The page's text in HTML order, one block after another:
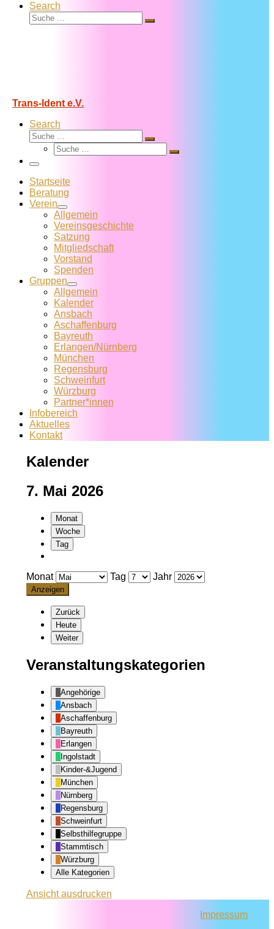
Search
Suche
Suche
Trans-Ident e.V.
Search
Suche
Suche
Suche
Suche
Menü
Startseite
Beratung
Verein
Allgemein
Vereins­geschichte
Satzung
Mitglied­schaft
Vorstand
Spenden
Gruppen
Allgemein
Kalender
Ansbach
Aschaffenburg
Bayreuth
Erlangen/Nürnberg
München
Regensburg
Schweinfurt
Würzburg
Partner*innen
Infobereich
Aktuelles
Kontakt
Kalender
7. Mai 2026
Monat
Woche
Tag
Monat Tag Jahr
Zurück
Heute
Weiter
Veranstaltungskategorien
Angehörige
Ansbach
Aschaffenburg
Bayreuth
Erlangen
Ingolstadt
Kinder-&Jugend
München
Nürnberg
Regensburg
Schweinfurt
Selbsthilfegruppe
Stammtisch
Würzburg
Alle Kategorien
Ansichtausdrucken
Impressum